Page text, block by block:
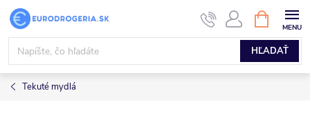
Prejsť
obsah
HĽADAŤ
KOŠÍK
Tekuté mydlá